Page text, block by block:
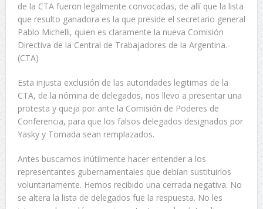
de la CTA fueron legalmente convocadas, de allí que la lista
que resulto ganadora es la que preside el secretario general
Pablo Michelli, quien es claramente la nueva Comisión
Directiva de la Central de Trabajadores de la Argentina.-
(CTA)
Esta injusta exclusión de las autoridades legitimas de la
CTA, de la nómina de delegados, nos llevo a presentar una
protesta y queja por ante la Comisión de Poderes de
Conferencia, para que los falsos delegados designados por
Yasky y Tomada sean remplazados.
Antes buscamos inútilmente hacer entender a los
representantes gubernamentales que debían sustituirlos
voluntariamente. Hemos recibido una cerrada negativa. No
se altera la lista de delegados fue la respuesta. No les